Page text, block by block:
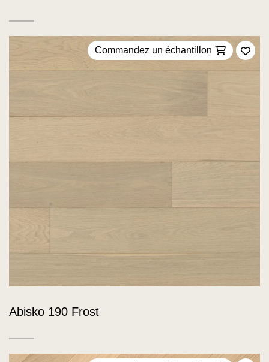
Commandez un échantillon
Abisko 190 Frost